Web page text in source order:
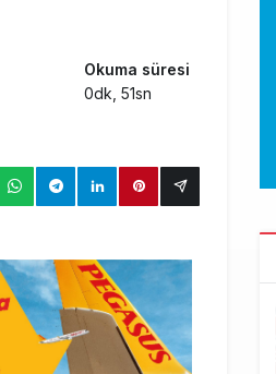
Okuma süresi
0dk, 51sn